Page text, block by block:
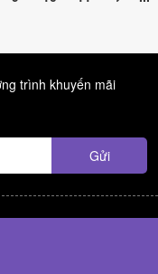
trình khuyến mãi